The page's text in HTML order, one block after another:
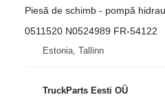
Piesă de schimb - pompă
0511520 N0524989 FR-54122
Estonia, Tallinn
TruckParts Eesti OÜ